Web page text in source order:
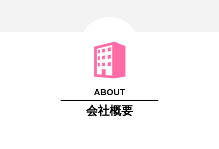
ABOUT
会社概要